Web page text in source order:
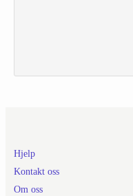
Hjelp
Kontakt oss
Om oss